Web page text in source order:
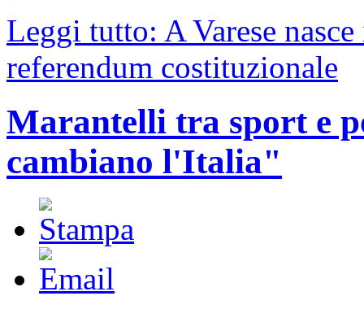
Leggi tutto: A Varese
referendum costituzionale
Marantelli tra sport e
cambiano l'Italia"